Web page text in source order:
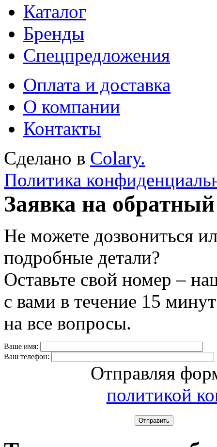
Каталог
Бренды
Спецпредложения
Оплата и доставка
О компании
Контакты
Сделано в Colary.
Политика
Заявка на
Не можете дозвониться
подробные детали?
Оставьте свой номер –
с вами в течение 15
на все вопросы.
Ваше имя:
Ваш телефон:
Отправляя
политикой
Отправить